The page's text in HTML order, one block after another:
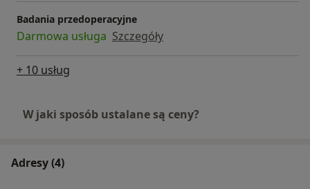
Badania przedoperacyjne
Darmowa usługa Szczegóły
+ 10 usług
W jaki sposób ustalane są ceny?
Adresy (4)